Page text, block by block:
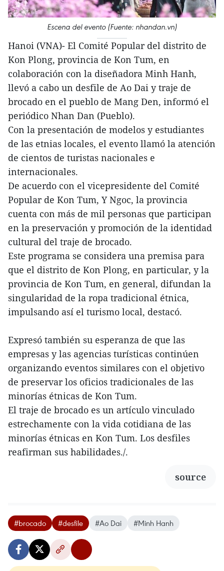
Escena del evento (Fuente: nhandan.vn)
Hanoi (VNA)- El Comité Popular del distrito de
Kon Plong, provincia de Kon Tum, en
colaboración con la diseñadora Minh Hanh,
llevó a cabo un desfile de Ao Dai y traje de
brocado en el pueblo de Mang Den, informó el
periódico Nhan Dan (Pueblo).
Con la presentación de modelos y estudiantes
de las etnias locales, el evento llamó la atención
de cientos de turistas nacionales e
internacionales.
De acuerdo con el vicepresidente del Comité
Popular de Kon Tum, Y Ngoc, la provincia
cuenta con más de mil personas que participan
en la preservación y promoción de la identidad
cultural del traje de brocado.
Este programa se considera una premisa para
que el distrito de Kon Plong, en particular, y la
provincia de Kon Tum, en general, difundan la
singularidad de la ropa tradicional étnica,
impulsando así el turismo local, destacó.
Expresó también su esperanza de que las
empresas y las agencias turísticas continúen
organizando eventos similares con el objetivo
de preservar los oficios tradicionales de las
minorías étnicas de Kon Tum.
El traje de brocado es un artículo vinculado
estrechamente con la vida cotidiana de las
minorías étnicas en Kon Tum. Los desfiles
reafirman sus habilidades./.
source
#brocado #desfile #Ao Dai #Minh Hanh